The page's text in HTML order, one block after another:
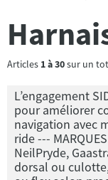
Articles 1à30sur un
L’engagement
pour améliorer
navigation avec
ride ---
NeilPryde,
dorsal ou